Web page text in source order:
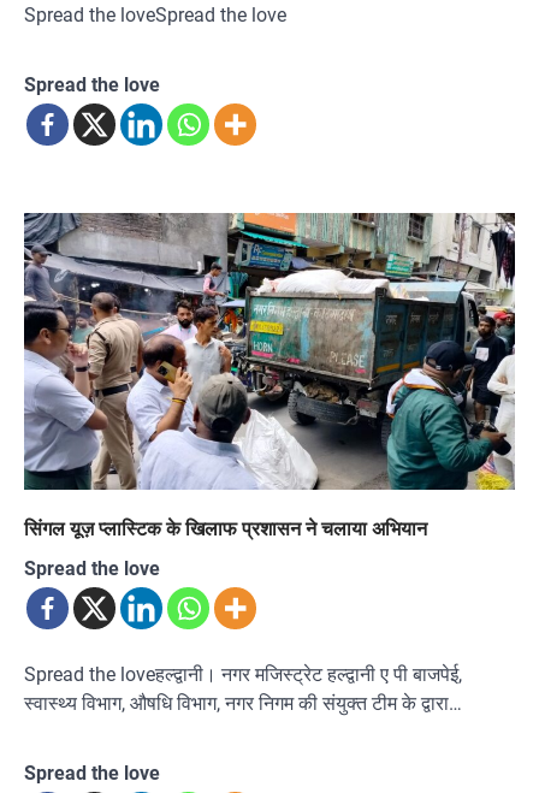
Spread the loveSpread the love
Spread the love
सिंगल यूज़ प्लास्टिक के खिलाफ प्रशासन ने चलाया अभियान
Spread the love
Spread the loveहल्द्वानी। नगर मजिस्ट्रेट हल्द्वानी ए पी बाजपेई,
स्वास्थ्य विभाग, औषधि विभाग, नगर निगम की संयुक्त टीम के द्वारा…
Spread the love